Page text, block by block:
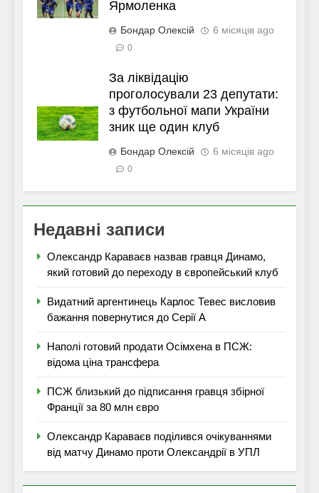
Ярмоленка
Бондар Олексій 6 місяців ago
0
За ліквідацію
проголосували 23 депутати:
з футбольної мапи України
зник ще один клуб
Бондар Олексій 6 місяців ago
0
Недавні записи
Олександр Караваєв назвав гравця Динамо,
який готовий до переходу в європейський клуб
Видатний аргентинець Карлос Тевес висловив
бажання повернутися до Серії А
Наполі готовий продати Осімхена в ПСЖ:
відома ціна трансфера
ПСЖ близький до підписання гравця збірної
Франції за 80 млн євро
Олександр Караваєв поділився очікуваннями
від матчу Динамо проти Олександрії в УПЛ